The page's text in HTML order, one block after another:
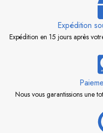
Expédition
Expédition en 15 jours après
Nous vous garantissions une